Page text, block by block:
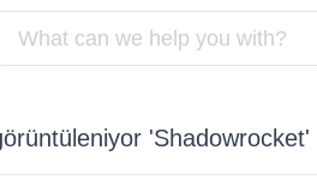
'Shadowrocket'